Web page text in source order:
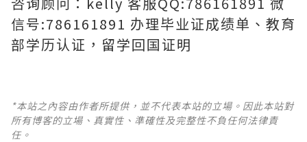
信号:786161891 办理毕业证成绩单、教育
部学历认证，留学回国证明
*本站之內容由作者所提供，並不代表本站的立場。因此本站對
所有博客的立場、真實性、準確性及完整性不負任何法律責
任。